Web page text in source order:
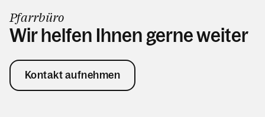
Pfarrbüro
Wir helfen Ihnen gerne weiter
Kontakt aufnehmen